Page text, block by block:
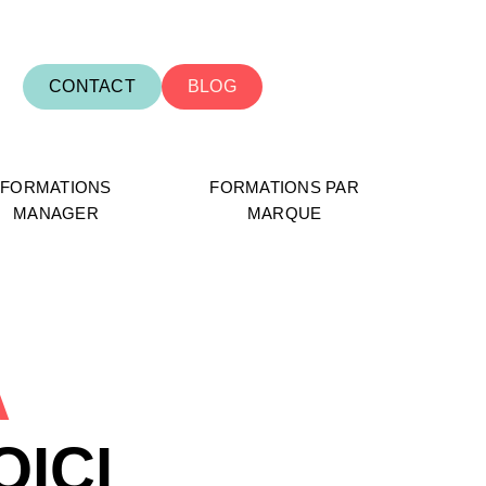
CONTACT BLOG
FORMATIONS
MANAGER
FORMATIONS PAR
MARQUE